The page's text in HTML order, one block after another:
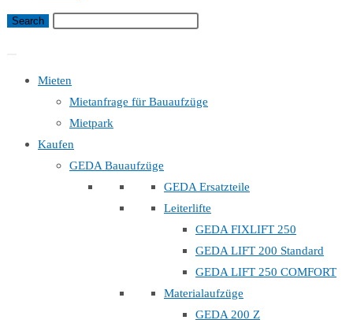
Mieten
Mietanfrage für Bauaufzüge
Mietpark
Kaufen
GEDA Bauaufzüge
GEDA Ersatzteile
Leiterlifte
GEDA FIXLIFT 250
GEDA LIFT 200 Standard
GEDA LIFT 250 COMFORT
Materialaufzüge
GEDA 200 Z